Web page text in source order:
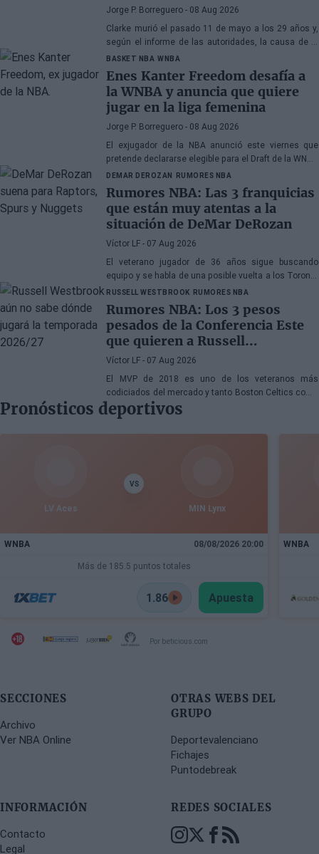
Jorge P. Borreguero - 08 Aug 2026
Clarke murió el pasado 11 de mayo a los 29 años y,
según el informe de las autoridades, la causa de la
muerte fueron los efectos de la heroína y la cocaína
BASKET NBA WNBA
Enes Kanter Freedom desafía a
la WNBA y anuncia que quiere
jugar en la liga femenina
Jorge P. Borreguero - 08 Aug 2026
El exjugador de la NBA anunció este viernes que
pretende declararse elegible para el Draft de la WNBA
de 2027
DEMAR DEROZAN RUMORES NBA
Rumores NBA: Las 3 franquicias
que están muy atentas a la
situación de DeMar DeRozan
Víctor LF - 07 Aug 2026
El veterano jugador de 36 años sigue buscando
equipo y se habla de una posible vuelta a los Toronto
Raptors o San Antonio Spurs, mientras Denver
Nuggets también forma parte de la ecuación
RUSSELL WESTBROOK RUMORES NBA
Rumores NBA: Los 3 pesos
pesados de la Conferencia Este
que quieren a Russell
Westbrook
Víctor LF - 07 Aug 2026
El MVP de 2018 es uno de los veteranos más
codiciados del mercado y tanto Boston Celtics como
Cleveland Cavaliers y Detroit Pistons estarían
interesados en hacerse con sus servicios
Pronósticos deportivos
LV Aces
VS
MIN Lynx
WNBA 08/08/2026 20:00
Más de 185.5 puntos totales
1.86 Apuesta
WNBA
Por beticious.com
SECCIONES
Archivo
Ver NBA Online
OTRAS WEBS DEL
GRUPO
Deportevalenciano
Fichajes
Puntodebreak
INFORMACIÓN
Contacto
Legal
REDES SOCIALES